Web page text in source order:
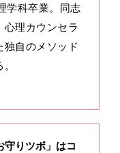
学科卒業。同志
理カウンセラ
自のメソッド
守りツボ」はコ